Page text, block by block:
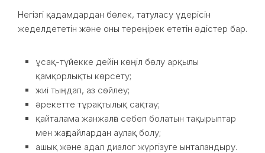
Негізгі қадамдардан бөлек, татуласу үдерісін
жеделдететін және оны тереңірек ететін әдістер бар.
ұсақ-түйекке дейін көңіл бөлу арқылы
қамқорлықты көрсету;
жиі тыңдап, аз сөйлеу;
әрекетте тұрақтылық сақтау;
қайталама жанжалға себеп болатын тақырыптар
мен жағдайлардан аулақ болу;
ашық және адал диалог жүргізуге ынталандыру.